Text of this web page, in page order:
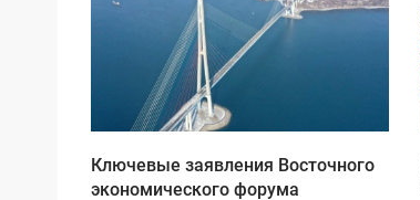
Ключевые заявления Восточного
экономического форума